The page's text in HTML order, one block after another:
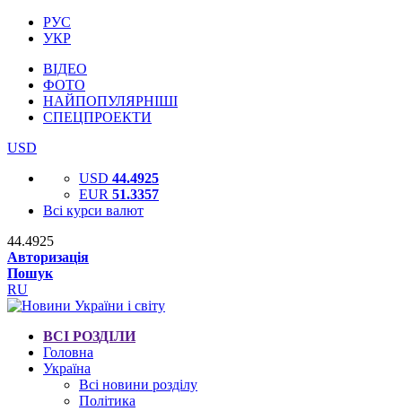
РУС
УКР
ВІДЕО
ФОТО
НАЙПОПУЛЯРНІШІ
СПЕЦПРОЕКТИ
USD
USD 44.4925
EUR 51.3357
Всі курси валют
44.4925
Авторизація
Пошук
RU
ВСІ РОЗДІЛИ
Головна
Україна
Всі новини розділу
Політика